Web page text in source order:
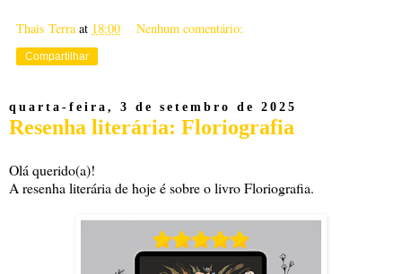
Thais Terra at 18:00 Nenhum comentário:
Compartilhar
quarta-feira, 3 de setembro de 2025
Resenha literária: Floriografia
Olá querido(a)!
A resenha literária de hoje é sobre o livro Floriografia.